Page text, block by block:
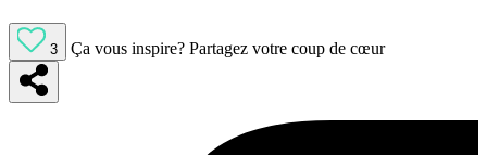
3 Ça vous inspire? Partagez votre coup de cœur